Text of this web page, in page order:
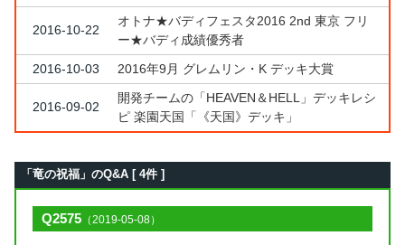
2016-10-22
オトナ★バディフェスタ2016 2nd 東京 フリ
ー★バディ成績優秀者
2016-10-03
2016年9月 グレムリン・K デッキ大賞
2016-09-02
開発チームの「HEAVEN＆HELL」デッキレシ
ピ 楽園天国「《天国》デッキ」
「竜の祝福」のQ&A [ 4件 ]
Q2575 （2019-05-08）